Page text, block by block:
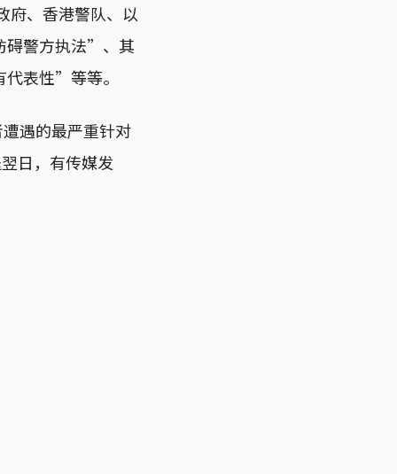
府、香港警队、以
碍警方执法”、其
表性”等等。
遇的最严重针对
日，有传媒发